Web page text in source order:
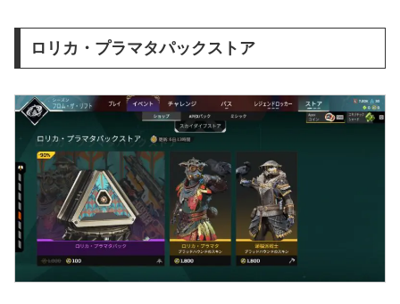
ロリカ・プラマタパックストア